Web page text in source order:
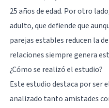
25 años de edad. Por otro
adulto, que defiende que
parejas estables reducen la
relaciones siempre genera
¿Cómo se realizó el estudio?
Este estudio destaca por ser
analizado tanto amistades